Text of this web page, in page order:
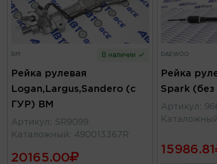
BM В наличии
Рейка рулевая
Logan,Largus,Sandero (с
ГУР) BM
Артикул : SR9099
Каталожный : 490013367R
20165.00
DAEWOO
Рейка
Spark
Артикул :
15986.81